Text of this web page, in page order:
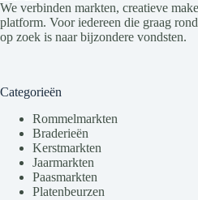
We verbinden markten, creatieve
platform. Voor iedereen die graag
op zoek is naar bijzondere vondsten.
Categorieën
Rommelmarkten
Braderieën
Kerstmarkten
Jaarmarkten
Paasmarkten
Platenbeurzen